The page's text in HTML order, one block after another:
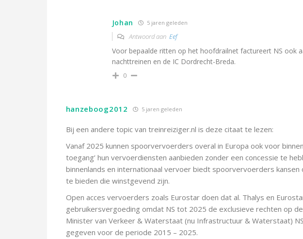
Johan 5 jaren geleden
Antwoord aan Eef
Voor bepaalde ritten op het hoofdrailnet factureert NS ook
nachttreinen en de IC Dordrecht-Breda.
0
hanzeboog2012 5 jaren geleden
Bij een andere topic van treinreiziger.nl is deze citaat te lezen:
Vanaf 2025 kunnen spoorvervoerders overal in Europa ook voor
toegang’ hun vervoerdiensten aanbieden zonder een concessie te
binnenlands en internationaal vervoer biedt spoorvervoerders kansen
te bieden die winstgevend zijn.
Open acces vervoerders zoals Eurostar doen dat al. Thalys en
gebruikersvergoeding omdat NS tot 2025 de exclusieve rechten op
Minister van Verkeer & Waterstaat (nu Infrastructuur & Waterstaat)
gegeven voor de periode 2015 – 2025.